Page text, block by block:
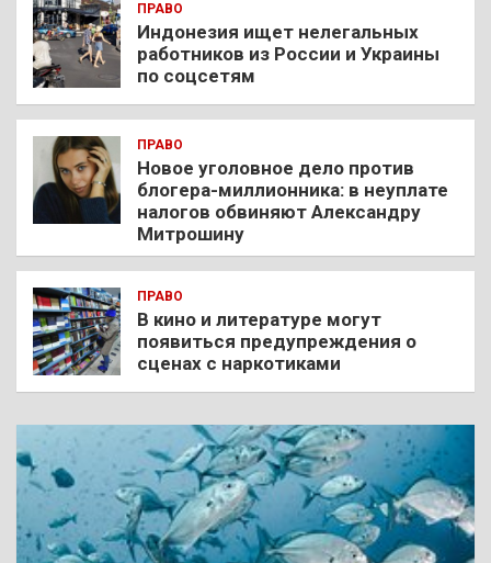
ПРАВО
Индонезия ищет нелегальных
работников из России и Украины
по соцсетям
ПРАВО
Новое уголовное дело против
блогера-миллионника: в неуплате
налогов обвиняют Александру
Митрошину
ПРАВО
В кино и литературе могут
появиться предупреждения о
сценах с наркотиками